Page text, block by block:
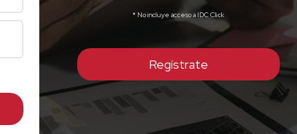
* No incluye acceso a IDC Click
Regístrate